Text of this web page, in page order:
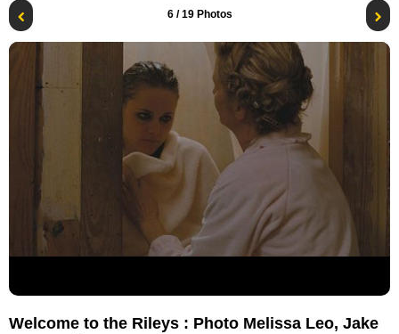
6/ 19 Photos
Welcome to the Rileys : Photo Melissa Leo, Jake